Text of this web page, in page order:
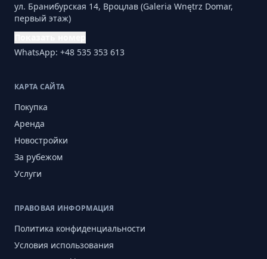
ул. Бранибурская 14, Вроцлав (Galeria Wnętrz Domar,
первый этаж)
WhatsApp: +48 535 353 613
КАРТА САЙТА
Покупка
Аренда
Новостройки
За рубежом
Услуги
ПРАВОВАЯ ИНФОРМАЦИЯ
Политика конфиденциальности
Условия использования